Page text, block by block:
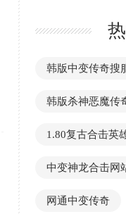
韩版中变传奇搜
韩版杀神恶魔传
1.80复古合击英
中变神龙合击网
网通中变传奇